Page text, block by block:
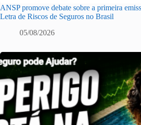
ANSP promove debate sobre a primeira
Letra de Riscos de Seguros no Brasil
05/08/2026